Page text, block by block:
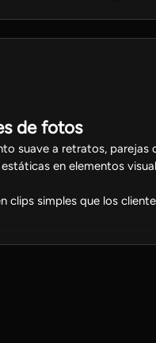
de fotos
suave a retratos, parejas
en elementos
clips simples que los